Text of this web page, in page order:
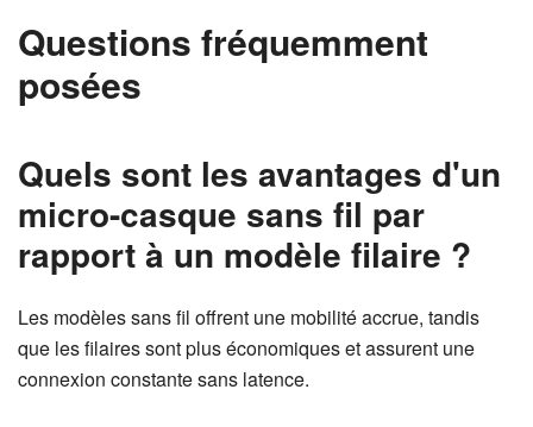
Questions fréquemment
posées
Quels sont les avantages d'un
micro-casque sans fil par
rapport à un modèle filaire ?
Les modèles sans fil offrent une mobilité accrue, tandis
que les filaires sont plus économiques et assurent une
connexion constante sans latence.